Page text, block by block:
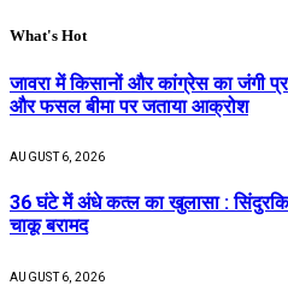
What's Hot
जावरा में किसानों और कांग्रेस का जंगी
और फसल बीमा पर जताया आक्रोश
AUGUST 6, 2026
36 घंटे में अंधे कत्ल का खुलासा :
चाकू बरामद
AUGUST 6, 2026